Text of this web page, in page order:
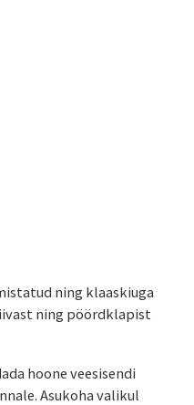
ning klaaskiuga
ning pöördklapist
hoone veesisendi
Asukoha valikul